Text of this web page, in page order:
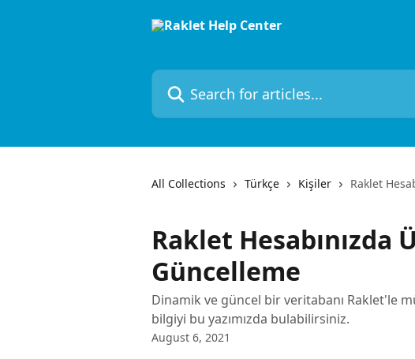
Search for articles...
All Collections Türkçe Kişiler Raklet
Raklet Hesabınızda
Güncelleme
Dinamik ve güncel bir veritabanı Raklet'le
bilgiyi bu yazımızda bulabilirsiniz.
August 6, 2021